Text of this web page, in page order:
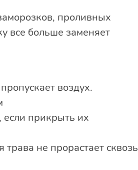
проливных
все больше заменяет
воздух.
прикрыть их
не прорастает сквозь